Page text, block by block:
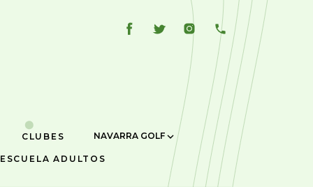
CLUBES NAVARRA GOLF
ESCUELA ADULTOS